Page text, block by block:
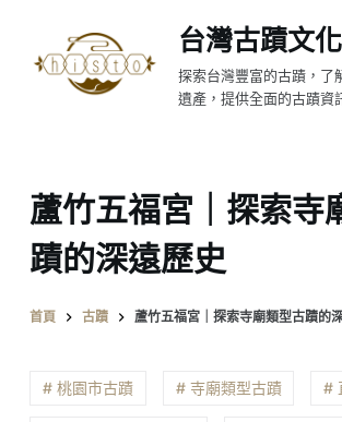
至
台灣古蹟文
探索台灣豐富的古蹟，了
遺產，提供全面的古蹟資
蘆竹五福宮｜探索寺
蹟的深遠歷史
首頁 古蹟 蘆竹五福宮｜探索寺廟類型古蹟的
# 桃園市古蹟 # 寺廟類型古蹟 #